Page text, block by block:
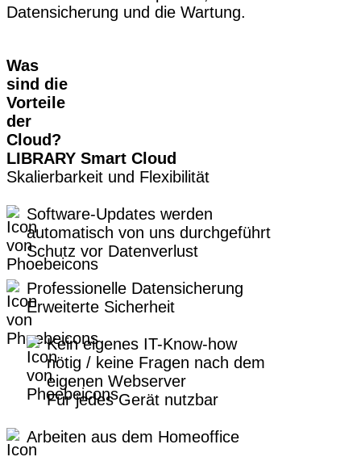
Datensicherung und die Wartung.
Was
sind die
Vorteile
der
Cloud?
LIBRARY Smart Cloud
Skalierbarkeit und Flexibilität
Software-Updates werden
automatisch von uns durchgeführt
Schutz vor Datenverlust
Professionelle Datensicherung
Erweiterte Sicherheit
Kein eigenes IT-Know-how
nötig / keine Fragen nach dem
eigenen Webserver
Für jedes Gerät nutzbar
Arbeiten aus dem Homeoffice